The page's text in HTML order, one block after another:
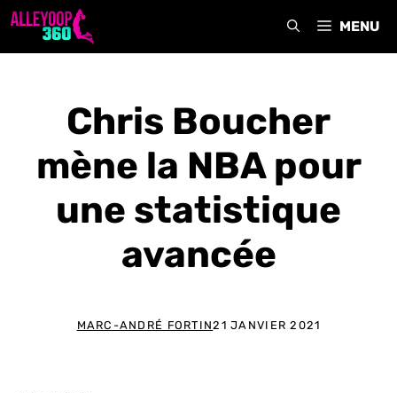
Aller
MENU
Chris Boucher
mène la NBA pour
une statistique
avancée
MARC-ANDRÉ FORTIN21 JANVIER 2021